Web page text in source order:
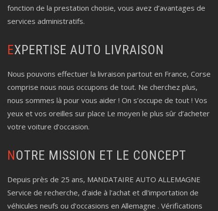
fonction de la prestation choisie, vous avez d’avantages de
services administratifs.
EXPERTISE AUTO LIVRAISON
Nous pouvons effectuer la livraison partout en France, Corse
comprise nous nous occupons de tout. Ne cherchez plus,
nous sommes là pour vous aider ! On s’occupe de tout ! Vos
yeux et vos oreilles sur place Le moyen le plus sûr d’acheter
votre voiture d’occasion.
NOTRE MISSION ET LE CONCEPT
Depuis près de 25 ans, MANDATAIRE AUTO ALLEMAGNE
Service de recherche, d'aide à l'achat et dl'importation de
véhicules neufs ou d'occasions en Allemagne . Vérifications